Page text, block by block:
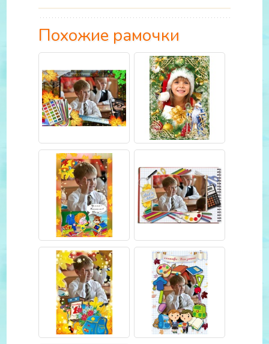
Похожие рамочки